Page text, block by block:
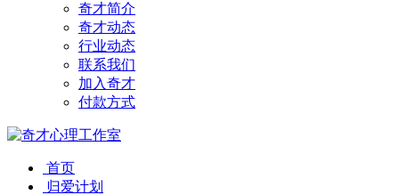
奇才简介
奇才动态
行业动态
联系我们
加入奇才
付款方式
首页
归爱计划